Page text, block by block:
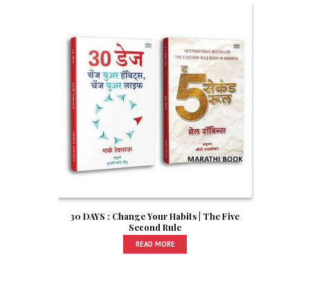
30 DAYS : Change Your Habits | The Five
Second Rule
READ MORE